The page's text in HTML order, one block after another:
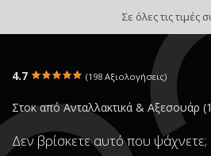
Σε όλες τις
4.7 (198 Αξιολογήσεις)
Στοκ από Ανταλλακτικά & Αξεσουάρ
Δεν βρίσκετε αυτό που ψάχνετε;